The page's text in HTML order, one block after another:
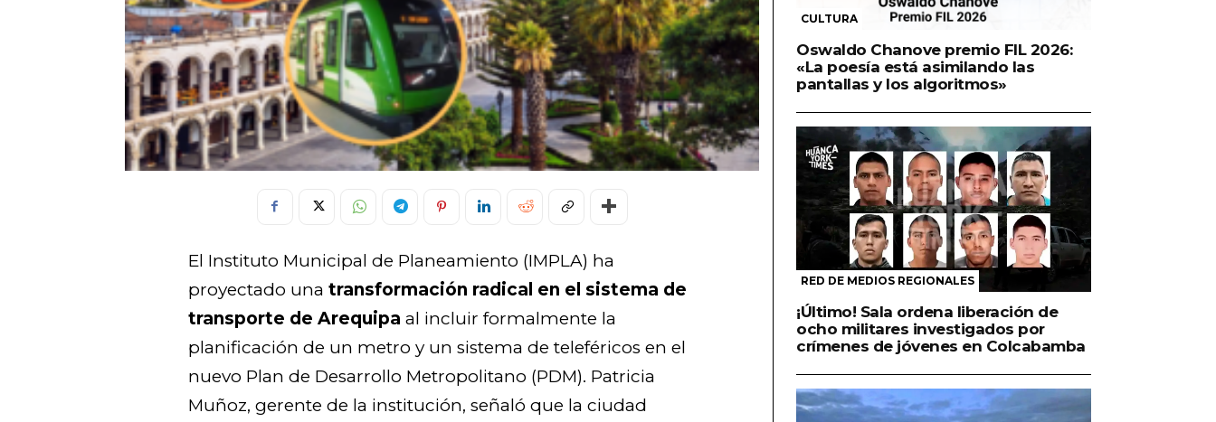
El Instituto Municipal de Planeamiento (IMPLA) ha
proyectado unatransformación radical en el sistema de
transporte de Arequipa al incluir formalmente la
planificación de un metro y un sistema de teleféricos en el
nuevo Plan de Desarrollo Metropolitano (PDM). Patricia
Muñoz, gerente de la institución, señaló que la ciudad
CULTURA
Oswaldo Chanove premio FIL 2026:
«La poesía está asimilando las
pantallas y los algoritmos»
RED DE MEDIOS REGIONALES
¡Último! Sala ordena liberación de
ocho militares investigados por
crímenes de jóvenes en Colcabamba